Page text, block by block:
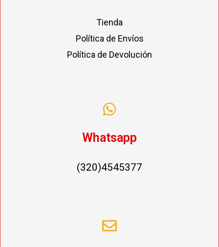
Tienda
Política de Envíos
Política de Devolución
Whatsapp
(320)4545377